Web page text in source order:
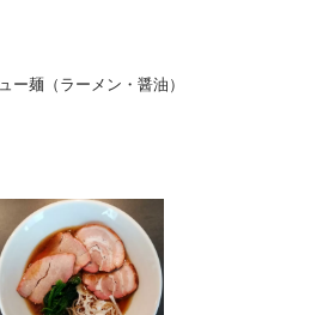
ー麺（ラーメン・醤油）